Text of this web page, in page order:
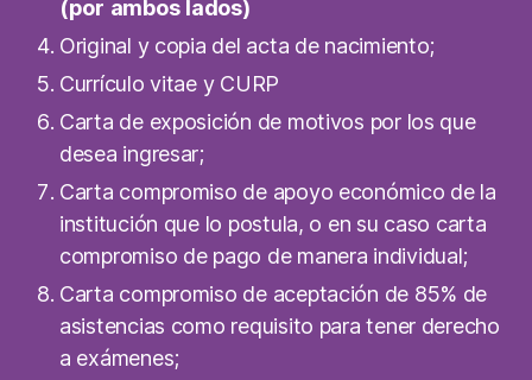
(por ambos lados)
Original y copia del acta de nacimiento;
Currículo vitae y CURP
Carta de exposición de motivos por los que
desea ingresar;
Carta compromiso de apoyo económico de la
institución que lo postula, o en su caso carta
compromiso de pago de manera individual;
Carta compromiso de aceptación de 85% de
asistencias como requisito para tener derecho
a exámenes;